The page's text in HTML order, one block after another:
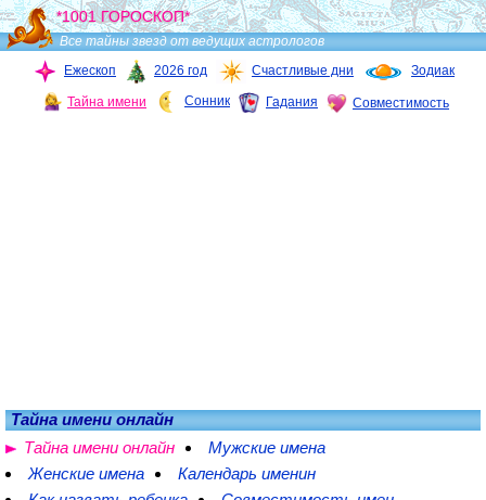
*1001 ГОРОСКОП*
Все тайны звезд от ведущих астрологов
Ежескоп
2026 год Счастливые дни Зодиак
Тайна имени Сонник Гадания Совместимость
Тайна имени онлайн
Тайна имени онлайн
Мужские имена
Женские имена
Календарь именин